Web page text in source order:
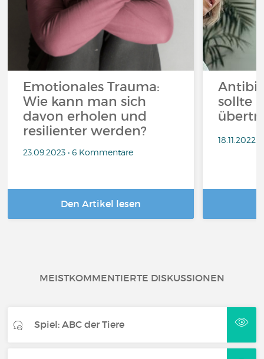
Emotionales Trauma:
Wie kann man sich
davon erholen und
resilienter werden?
23.09.2023 • 6 Kommentare
Den Artikel lesen
sollte
18.11.2022
MEISTKOMMENTIERTE DISKUSSIONEN
Spiel: ABC der Tiere